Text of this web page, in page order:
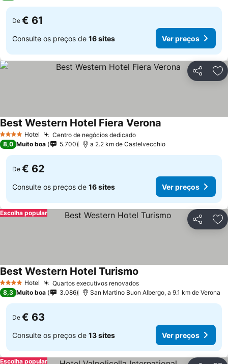
De € 61
Consulte os preços de 16 sites Ver preços
Partilhar
4 EstrelasHotel Centro de negócios dedicadoVer preços
Best Western Hotel Fiera Verona
8,0 Muito boa 5.700 a 2.2 km de Castelvecchio
De € 62
Consulte os preços de 16 sites Ver preços
Partilhar
Escolha popular
4 EstrelasHotel Quartos executivos renovadosVer preços
Best Western Hotel Turismo
8,3 Muito boa 3.086 San Martino Buon Albergo, a 9.1 km de Verona
De € 63
Consulte os preços de 13 sites Ver preços
Escolha popular